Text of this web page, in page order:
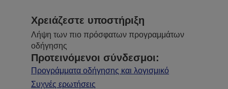
Χρειάζεστε υποστήριξη
Λήψη των πιο πρόσφατων προγραμμάτων
οδήγησης
Προτεινόμενοι σύνδεσμοι:
Προγράμματα οδήγησης και λογισμικό
Συχνές ερωτήσεις